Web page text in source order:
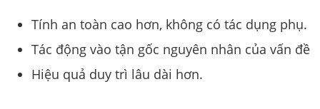
Tính an toàn cao hơn, không có tác dụng phụ.
Tác động vào tận gốc nguyên nhân của vấn đề
Hiệu quả duy trì lâu dài hơn.